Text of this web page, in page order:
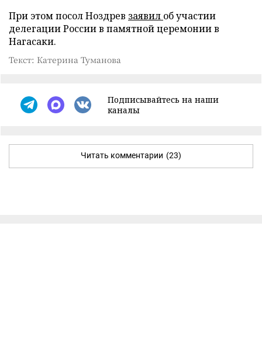
При этом посол Ноздрев заявил об участии
делегации России в памятной церемонии в
Нагасаки.
Текст: Катерина Туманова
Подписывайтесь на наши
каналы
Читать комментарии (23)